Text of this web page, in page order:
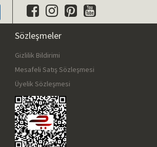
Sözleşmeler
Gizlilik Bildirimi
Mesafeli Satış Sözleşmesi
Üyelik Sözleşmesi